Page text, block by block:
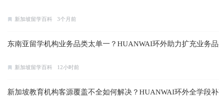
新加坡留学百科 3个月前
东南亚留学机构业务品类太单一？HUANWAI环外助力扩充业务
新加坡留学百科 12小时前
新加坡教育机构客源覆盖不全如何解决？HUANWAI环外全学段